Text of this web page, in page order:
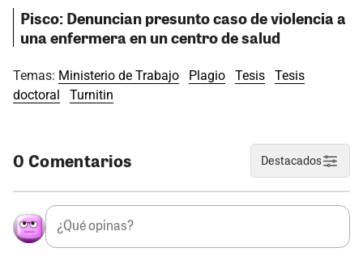
Pisco: Denuncian presunto caso de violencia a
una enfermera en un centro de salud
Temas: Ministerio de Trabajo Plagio Tesis
Tesis
doctoral
Turnitin
0 Comentarios Destacados